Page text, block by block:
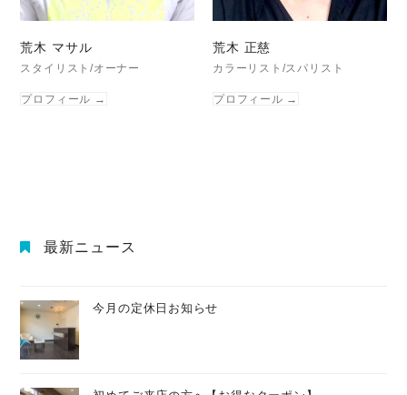
荒木 マサル
スタイリスト/オーナー
プロフィール →
荒木 正慈
カラーリスト/スパリスト
プロフィール →
最新ニュース
今月の定休日お知らせ